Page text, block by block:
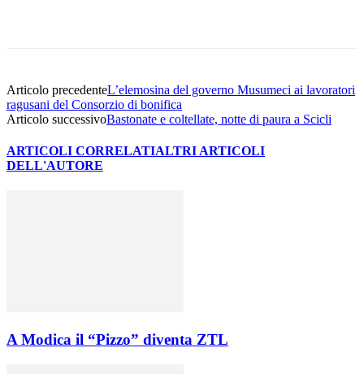
Articolo precedenteL’elemosina del governo Musumeci ai lavoratori
ragusani del Consorzio di bonifica
Articolo successivoBastonate e coltellate, notte di paura a Scicli
ARTICOLI CORRELATIALTRI ARTICOLI
DELL'AUTORE
A Modica il “Pizzo” diventa ZTL